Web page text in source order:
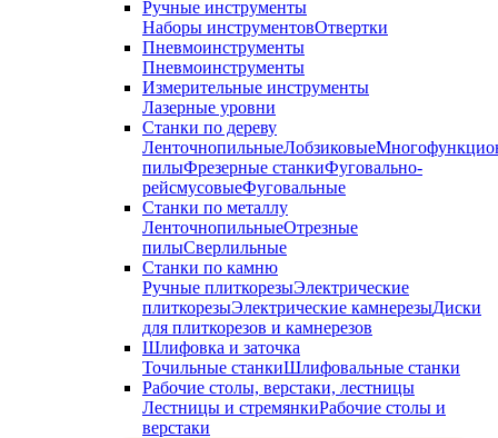
Ручные инструменты
Наборы инструментовОтвертки
Пневмоинструменты
Пневмоинструменты
Измерительные инструменты
Лазерные уровни
Станки по дереву
ЛенточнопильныеЛобзиковые
пилыФрезерные станкиФуговально-
рейсмусовыеФуговальные
Станки по металлу
ЛенточнопильныеОтрезные
пилыСверлильные
Станки по камню
Ручные плиткорезыЭлектрические
плиткорезыЭлектрические камнерезыДиски
для плиткорезов и камнерезов
Шлифовка и заточка
Точильные станкиШлифовальные станки
Рабочие столы, верстаки, лестницы
Лестницы и стремянкиРабочие столы и
верстаки